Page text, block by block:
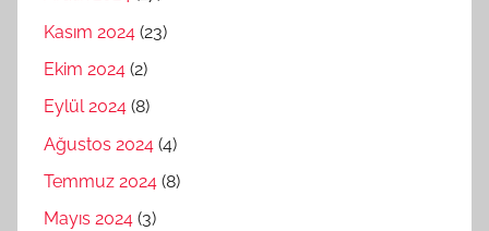
Kasım 2024 (23)
Ekim 2024 (2)
Eylül 2024 (8)
Ağustos 2024 (4)
Temmuz 2024 (8)
Mayıs 2024 (3)